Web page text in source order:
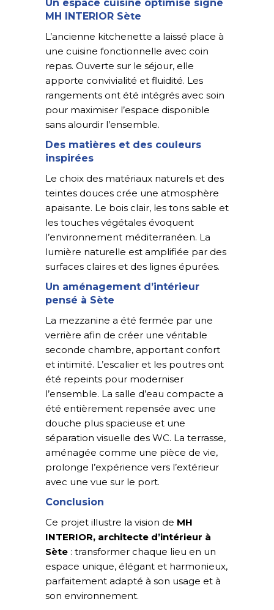
Un espace cuisine optimisé signé
MH INTERIOR Sète
L’ancienne kitchenette a laissé place à
une cuisine fonctionnelle avec coin
repas. Ouverte sur le séjour, elle
apporte convivialité et fluidité. Les
rangements ont été intégrés avec soin
pour maximiser l’espace disponible
sans alourdir l’ensemble.
Des matières et des couleurs
inspirées
Le choix des matériaux naturels et des
teintes douces crée une atmosphère
apaisante. Le bois clair, les tons sable et
les touches végétales évoquent
l’environnement méditerranéen. La
lumière naturelle est amplifiée par des
surfaces claires et des lignes épurées.
Un aménagement d’intérieur
pensé à Sète
La mezzanine a été fermée par une
verrière afin de créer une véritable
seconde chambre, apportant confort
et intimité. L’escalier et les poutres ont
été repeints pour moderniser
l’ensemble. La salle d’eau compacte a
été entièrement repensée avec une
douche plus spacieuse et une
séparation visuelle des WC. La terrasse,
aménagée comme une pièce de vie,
prolonge l’expérience vers l’extérieur
avec une vue sur le port.
Conclusion
Ce projet illustre la vision de MH
INTERIOR, architecte d’intérieur à
Sète : transformer chaque lieu en un
espace unique, élégant et harmonieux,
parfaitement adapté à son usage et à
son environnement.